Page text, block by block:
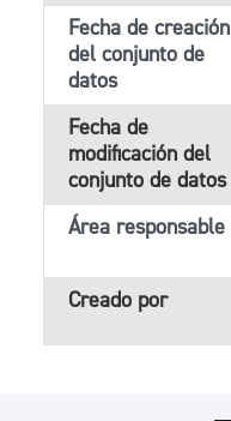
Fecha de creación
del conjunto de
datos
Fecha de
modificación del
conjunto de datos
Área responsable
Creado por